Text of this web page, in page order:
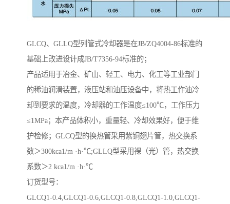
GLCQ、GLLQ型列管式冷却器是在JB/ZQ4004-86标准的
基础上改进设计成JB/T7356-94标准的；
产品适用于冶金、矿山、轻工、电力、化工等工业部门
的稀油润滑装置，液压站和油压设备中，将热工作油冷
却到要求的温度，冷却器的工作温度≤100℃，工作压力
≤1MPa；本产品体积小，重量轻、冷却效果好，便于维
护检修；GLCQ型的换热管采用紫铜翅片管，热交换系
数＞300kca1/m ·h·℃;GLLQ型采用裸（光）管，热交换
系数＞2 kca1/m ·h·℃
订货型号：
GLCQ1-0.4,GLCQ1-0.6,GLCQ1-0.8,GLCQ1-1.0,GLCQ1-